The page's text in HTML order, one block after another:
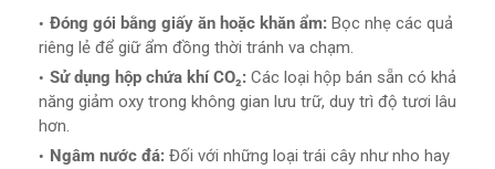
Đóng gói bằng giấy ăn hoặc khăn ẩm: Bọc nhẹ các quả
riêng lẻ để giữ ẩm đồng thời tránh va chạm.
Sử dụng hộp chứa khí CO₂: Các loại hộp bán sẵn có khả
năng giảm oxy trong không gian lưu trữ, duy trì độ tươi lâu
hơn.
Ngâm nước đá: Đối với những loại trái cây như nho hay